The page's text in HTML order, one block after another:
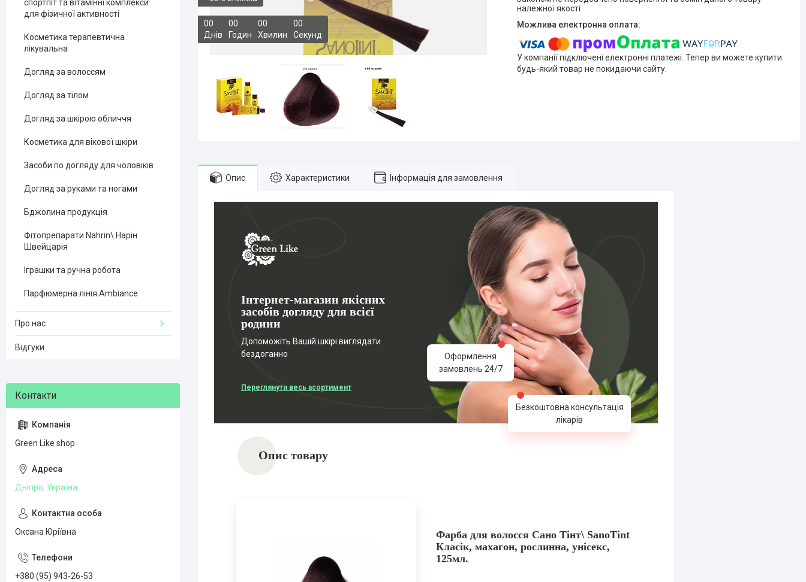
00
Днів
00
Годин
00
Хвилин
00
Секунд
належної якості
У компанії підключені електронні платежі. Тепер ви можете купити
будь-який товар не покидаючи сайту.
Опис Характеристики Інформація для замовлення
Інтернет-магазин якісних
засобів догляду для всієї
родини
Допоможіть Вашій шкірі виглядати
бездоганно
Переглянути весь асортимент
Оформлення
замовлень 24/7
Безкоштовна консультація
лікарів
Опис товару
Фарба для волосся Сано Тінт\ SanoTint
Класік, махагон, рослинна, унісекс,
125мл.
спортпіт та вітамінні комплекси
для фізичної активності
Косметика терапевтична
лікувальна
Догляд за волоссям
Догляд за тілом
Догляд за шкірою обличчя
Косметика для вікової шкіри
Засоби по догляду для чоловіків
Догляд за руками та ногами
Бджолина продукція
Фітопрепарати Nahrin\ Нарін
Швейцарія
Іграшки та ручна робота
Парфюмерна лінія Ambiance
Про нас
Відгуки
Green Like shop
Дніпро, Україна
Оксана Юріївна
+380 (95) 943-26-53